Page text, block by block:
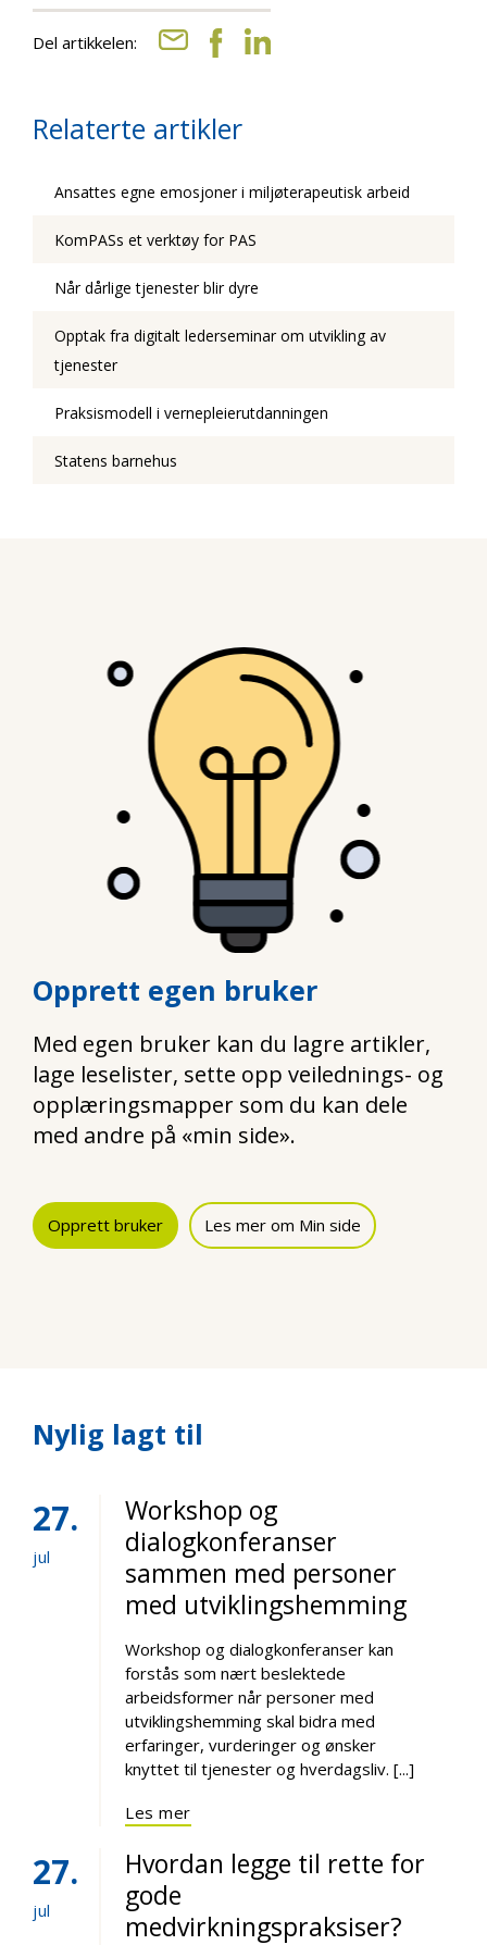
Del artikkelen:
Relaterte artikler
Ansattes egne emosjoner i miljøterapeutisk arbeid
KomPASs et verktøy for PAS
Når dårlige tjenester blir dyre
Opptak fra digitalt lederseminar om utvikling av
tjenester
Praksismodell i vernepleierutdanningen
Statens barnehus
Opprett egen bruker
Med egen bruker kan du lagre artikler,
lage leselister, sette opp veilednings- og
opplæringsmapper som du kan dele
med andre på «min side».
Opprett bruker Les mer om Min side
Nylig lagt til
27
jul
Workshop og
dialogkonferanser
sammen med personer
med utviklingshemming
Workshop og dialogkonferanser kan
forstås som nært beslektede
arbeidsformer når personer med
utviklingshemming skal bidra med
erfaringer, vurderinger og ønsker
knyttet til tjenester og hverdagsliv. [...]
Les mer
27
jul
Hvordan legge til rette for
gode
medvirkningspraksiser?